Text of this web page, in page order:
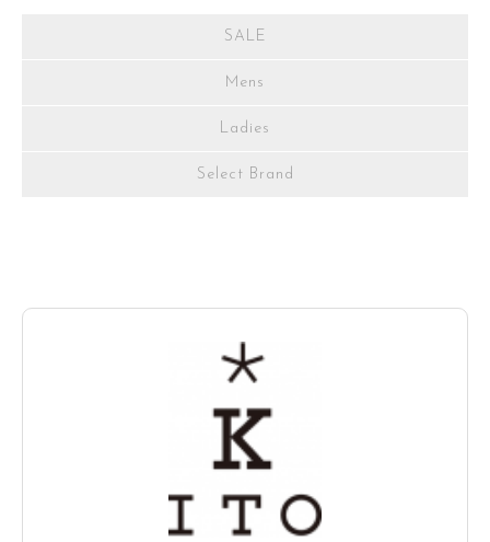
SALE
Mens
Ladies
Select Brand